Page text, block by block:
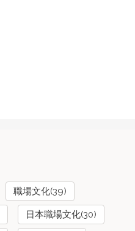
職場文化(39)
日本職場文化(30)